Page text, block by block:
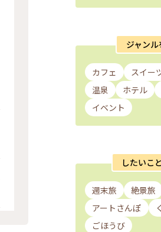
ジャン
カフェ スイー
温泉
ホテル
イベント
したいこ
週末旅 絶景旅
アートさんぽ
ごほうび